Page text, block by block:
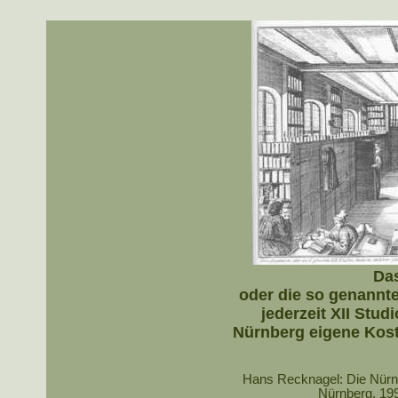
oder die so
jederzeit XII
Nürnberg eigene
Hans Recknagel: Die
Nürnberg,